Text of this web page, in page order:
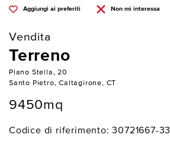
Aggiungi ai preferiti Non mi interessa
Vendita
Terreno
Piano Stella, 20
Santo Pietro, Caltagirone, CT
9450mq
Codice di riferimento: 30721667-33